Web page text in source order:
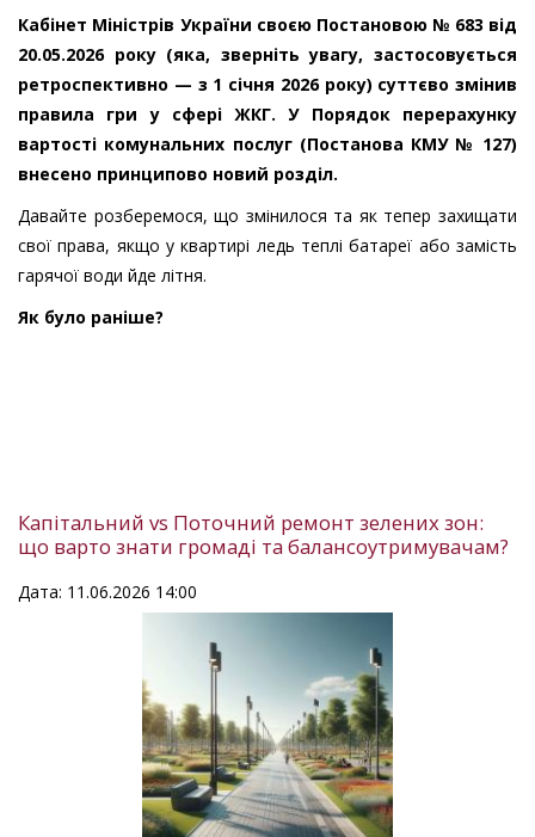
Кабінет Міністрів України своєю Постановою № 683 від
20.05.2026 року (яка, зверніть увагу, застосовується
ретроспективно — з 1 січня 2026 року) суттєво змінив
правила гри у сфері ЖКГ. У Порядок перерахунку
вартості комунальних послуг (Постанова КМУ № 127)
внесено принципово новий розділ.
Давайте розберемося, що змінилося та як тепер захищати
свої права, якщо у квартирі ледь теплі батареї або замість
гарячої води йде літня.
Як було раніше?
Капітальний vs Поточний ремонт зелених зон:
що варто знати громаді та балансоутримувачам?
Дата: 11.06.2026 14:00